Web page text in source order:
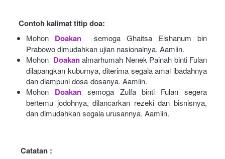
Contoh kalimat titip doa:
Mohon Doakan
semoga Ghaitsa Elshanum bin
Prabowo dimudahkan ujian nasionalnya. Aamiin.
Mohon Doakan almarhumah Nenek Painah binti Fulan
dilapangkan kuburnya, diterima segala amal ibadahnya
dan diampuni dosa-dosanya. Aamiin.
Mohon
Doakan semoga Zulfa binti Fulan segera
bertemu jodohnya, dilancarkan rezeki dan bisnisnya,
dan dimudahkan segala urusannya. Aamiin.
Catatan :